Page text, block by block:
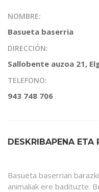
NOMBRE:
Basueta baserria
DIRECCIÓN:
Sallobente auzoa 21,
TELEFONO:
943 748 706
DESKRIBAPENA ETA
Basueta baserrian
animaliak ere badituzte.